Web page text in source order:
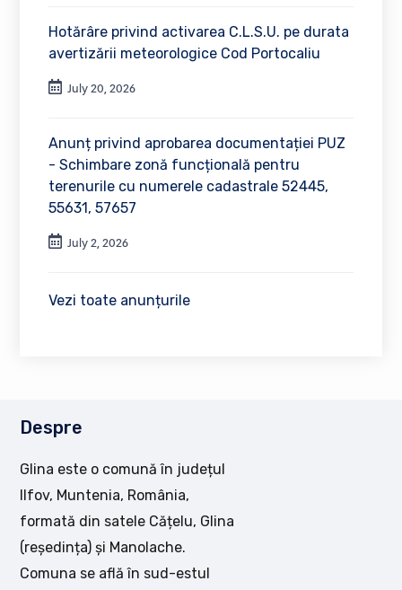
Hotărâre privind activarea C.L.S.U. pe durata
avertizării meteorologice Cod Portocaliu
July 20, 2026
Anunț privind aprobarea documentației PUZ
- Schimbare zonă funcțională pentru
terenurile cu numerele cadastrale 52445,
55631, 57657
July 2, 2026
Vezi toate anunțurile
Despre
Glina este o comună în județul
Ilfov, Muntenia, România,
formată din satele Cățelu, Glina
(reședința) și Manolache.
Comuna se află în sud-estul